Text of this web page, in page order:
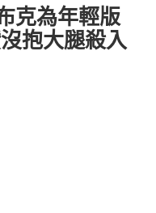
克為年輕版
抱大腿殺入